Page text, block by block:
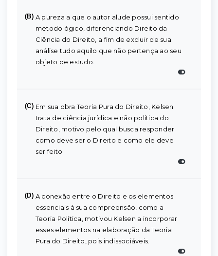
(B) A pureza a que o autor alude possui sentido
metodológico, diferenciando Direito da
Ciência do Direito, a fim de excluir de sua
análise tudo aquilo que não pertença ao seu
objeto de estudo.
(C) Em sua obra Teoria Pura do Direito, Kelsen
trata de ciência jurídica e não política do
Direito, motivo pelo qual busca responder
como deve ser o Direito e como ele deve
ser feito.
(D) A conexão entre o Direito e os elementos
essenciais à sua compreensão, como a
Teoria Política, motivou Kelsen a incorporar
esses elementos na elaboração da Teoria
Pura do Direito, pois indissociáveis.